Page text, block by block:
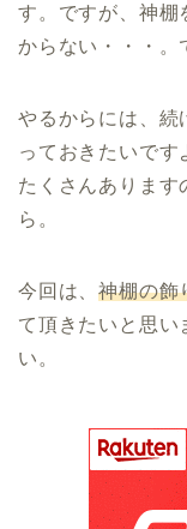
す。ですが、神棚
からない・・・。
やるからには、続
っておきたいで
たくさんあります
ら。
今回は、神棚の飾
て頂きたいと思い
い。